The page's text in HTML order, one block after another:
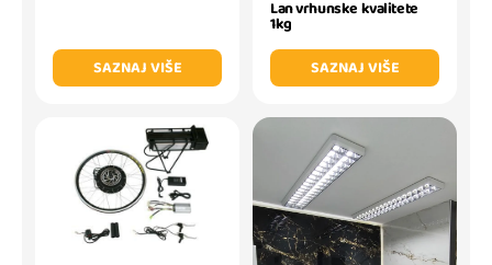
SAZNAJ VIŠE
Lan vrhunske kvalitete
1kg
SAZNAJ VIŠE